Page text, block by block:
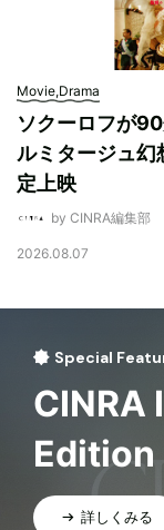
Movie,Drama
ソクーロフが
ルミタージュ幻
定上映
by CINRA編集部
2026.08.07
Special
CINRA
詳しくみる